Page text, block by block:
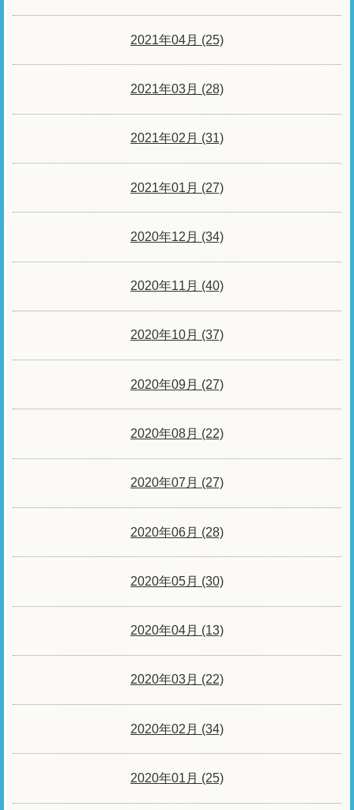
2021年04月 (25)
2021年03月 (28)
2021年02月 (31)
2021年01月 (27)
2020年12月 (34)
2020年11月 (40)
2020年10月 (37)
2020年09月 (27)
2020年08月 (22)
2020年07月 (27)
2020年06月 (28)
2020年05月 (30)
2020年04月 (13)
2020年03月 (22)
2020年02月 (34)
2020年01月 (25)